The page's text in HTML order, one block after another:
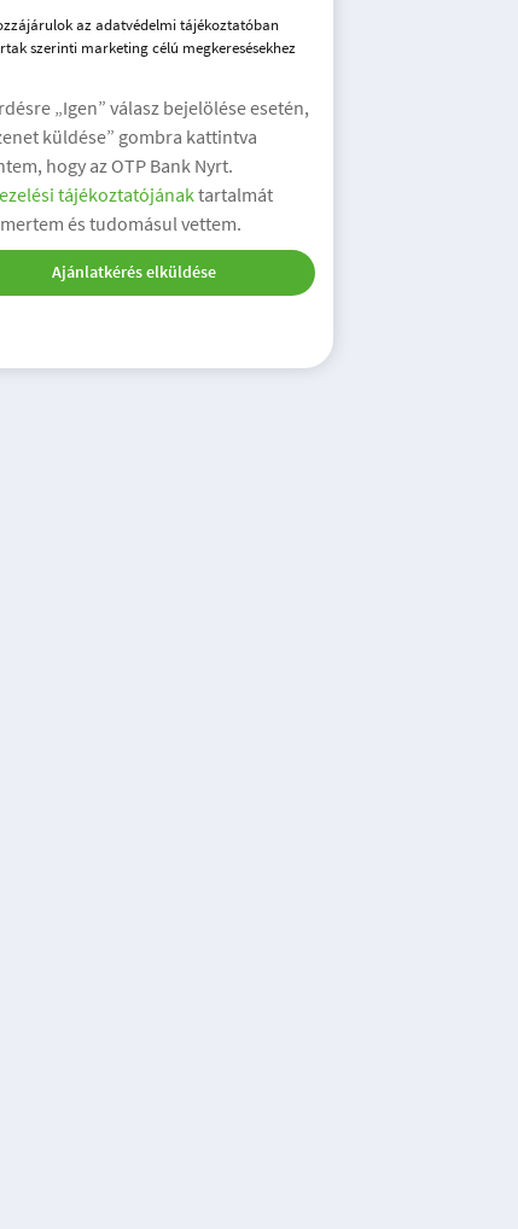
az adatvédelmi tájékoztatóban
szerinti marketing célú megkeresésekhez
„Igen” válasz bejelölése esetén,
küldése” gombra kattintva
hogy az OTP Bank Nyrt.
tájékoztatójánaktartalmát
és tudomásul vettem.
Ajánlatkérés elküldése